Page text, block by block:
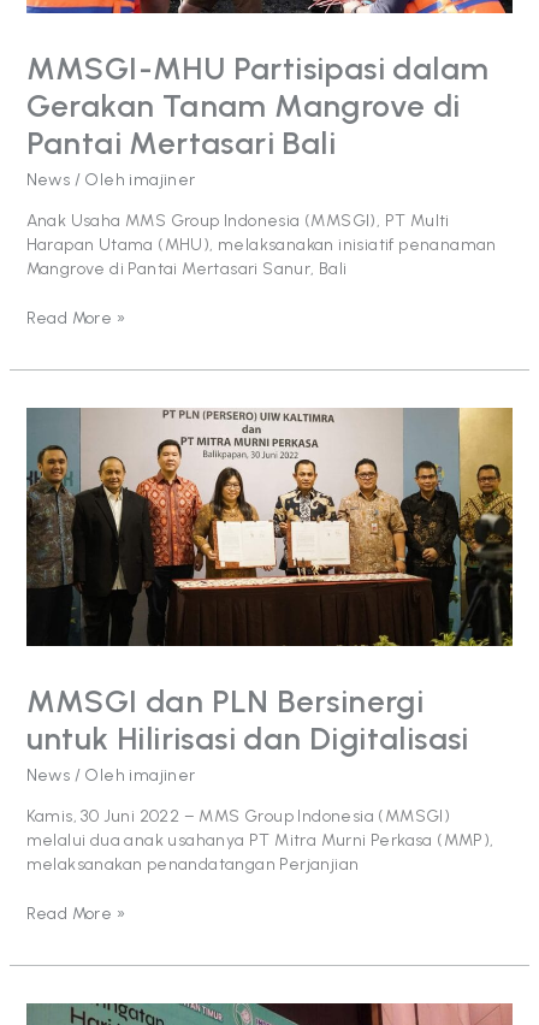
MMSGI-MHU Partisipasi dalam
Gerakan Tanam Mangrove di
Pantai Mertasari Bali
News / Oleh imajiner
Anak Usaha MMS Group Indonesia (MMSGI), PT Multi
Harapan Utama (MHU), melaksanakan inisiatif penanaman
Mangrove di Pantai Mertasari Sanur, Bali
Bali
Read More »
MMSGI dan PLN Bersinergi
untuk Hilirisasi dan Digitalisasi
News / Oleh imajiner
Kamis, 30 Juni 2022 – MMS Group Indonesia (MMSGI)
melalui dua anak usahanya PT Mitra Murni Perkasa (MMP),
melaksanakan penandatangan Perjanjian
MMSGI
PLN
Bersinergi
untuk
Hilirisasi
dan
Digitalisasi
Read More »
MHU